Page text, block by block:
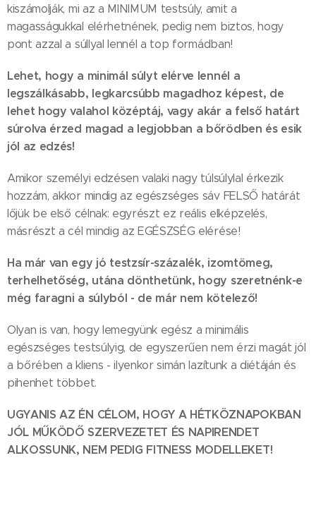
kiszámolják, mi az a MINIMUM testsúly, amit a
magasságukkal elérhetnének, pedig nem biztos, hogy
pont azzal a súllyal lennél a top formádban!
Lehet, hogy a minimál súlyt elérve lennél a
legszálkásabb, legkarcsúbb magadhoz képest, de
lehet hogy valahol középtáj, vagy akár a felső határt
súrolva érzed magad a legjobban a bőrödben és esik
jól az edzés!
Amikor személyi edzésen valaki nagy túlsúlylal érkezik
hozzám, akkor mindig az egészséges sáv FELSŐ határát
lőjük be első célnak: egyrészt ez reális elképzelés,
másrészt a cél mindig az EGÉSZSÉG elérése!
Ha már van egy jó testzsír-százalék, izomtömeg,
terhelhetőség, utána dönthetünk, hogy szeretnénk-e
még faragni a súlyból - de már nem kötelező!
Olyan is van, hogy lemegyünk egész a minimális
egészséges testsúlyig, de egyszerűen nem érzi magát jól
a bőrében a kliens - ilyenkor simán lazítunk a diétáján és
pihenhet többet.
UGYANIS AZ ÉN CÉLOM, HOGY A HÉTKÖZNAPOKBAN
JÓL MŰKÖDŐ SZERVEZETET ÉS NAPIRENDET
ALKOSSUNK, NEM PEDIG FITNESS MODELLEKET!